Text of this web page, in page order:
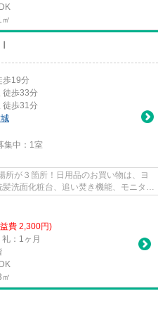
歩19分
徒歩33分
徒歩31分
中： 1室
が３箇所！日用品のお買い物は、ヨ
洗面化粧台、追い焚き機能、モニタ付
費 2,300円)
：1ヶ月